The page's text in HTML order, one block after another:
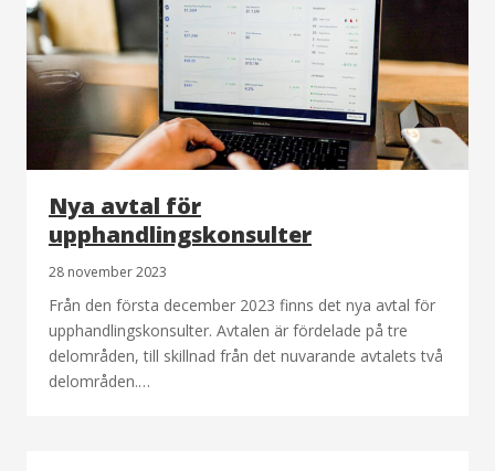
Nya avtal för
upphandlingskonsulter
28 november 2023
Från den första december 2023 finns det nya avtal för
upphandlingskonsulter. Avtalen är fördelade på tre
delområden, till skillnad från det nuvarande avtalets två
delområden.…